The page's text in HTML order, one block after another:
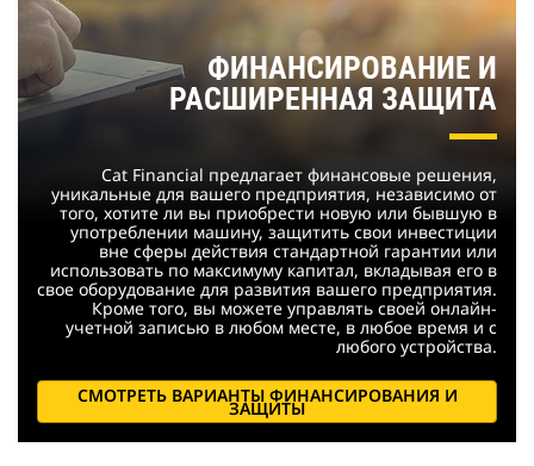
ФИНАНСИРОВАНИЕ И
РАСШИРЕННАЯ ЗАЩИТА
Cat Financial предлагает финансовые решения,
уникальные для вашего предприятия, независимо от
того, хотите ли вы приобрести новую или бывшую в
употреблении машину, защитить свои инвестиции
вне сферы действия стандартной гарантии или
использовать по максимуму капитал, вкладывая его в
свое оборудование для развития вашего предприятия.
Кроме того, вы можете управлять своей онлайн-
учетной записью в любом месте, в любое время и с
любого устройства.
СМОТРЕТЬ ВАРИАНТЫ ФИНАНСИРОВАНИЯ И
ЗАЩИТЫ